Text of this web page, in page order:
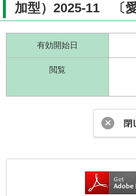
加型）2025-11 〔愛
有効開始日
閲覧